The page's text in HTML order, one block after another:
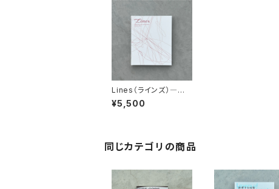
Lines（ラインズ）―意
識を流れに合わせる
展覧会カタログ
¥5,500
同じカテゴリの商品